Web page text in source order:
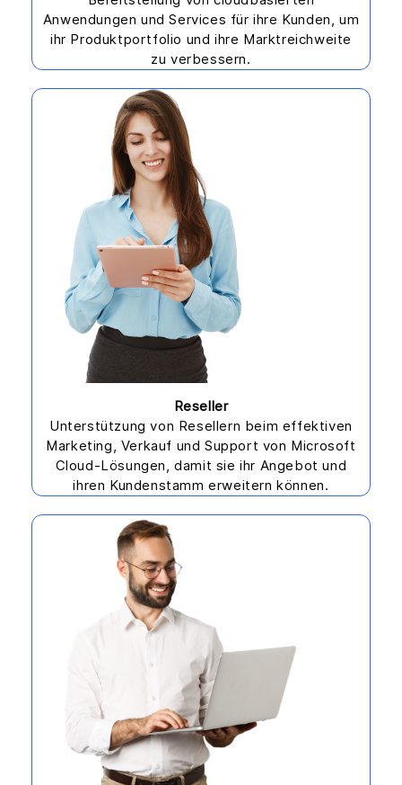
Anwendungen und Services für ihre Kunden, um
ihr Produktportfolio und ihre Marktreichweite
zu verbessern.
Reseller
Unterstützung von Resellern beim effektiven
Marketing, Verkauf und Support von Microsoft
Cloud-Lösungen, damit sie ihr Angebot und
ihren Kundenstamm erweitern können.